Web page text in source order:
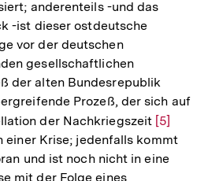
anderenteils -und das
-ist dieser ostdeutsche
vor der deutschen
gesellschaftlichen
der alten Bundesrepublik
Prozeß, der sich auf
der Nachkriegszeit Zur
der
[5]
einer Krise; jedenfalls kommt
und ist noch nicht in eine
mit der Folge eines